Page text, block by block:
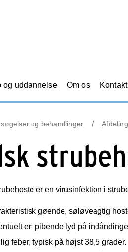
og uddannelse Om os Kontakt
og behandlinger
er en virusinfektion i
gøende, søløveagtig
en pibende lyd på
feber, typisk på højst 38,5 grader.